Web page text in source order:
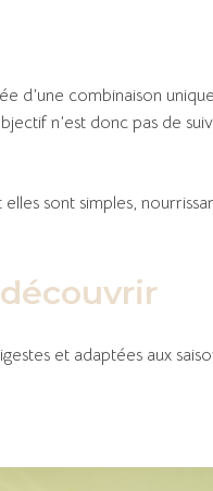
d’une combinaison
n’est donc pas de
sont simples,
et adaptées aux